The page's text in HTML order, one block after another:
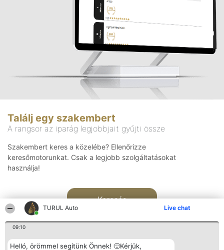
TURUL Auto Live chat
09:10
Helló, örömmel segítünk Önnek! 🙂Kérjük,
Találj egy szakembert
A rangsor az iparág legjobbjait gyűjti össze
Szakembert keres a közelébe? Ellenőrizze
keresőmotorunkat. Csak a legjobb szolgáltatásokat
használja!
Keresés